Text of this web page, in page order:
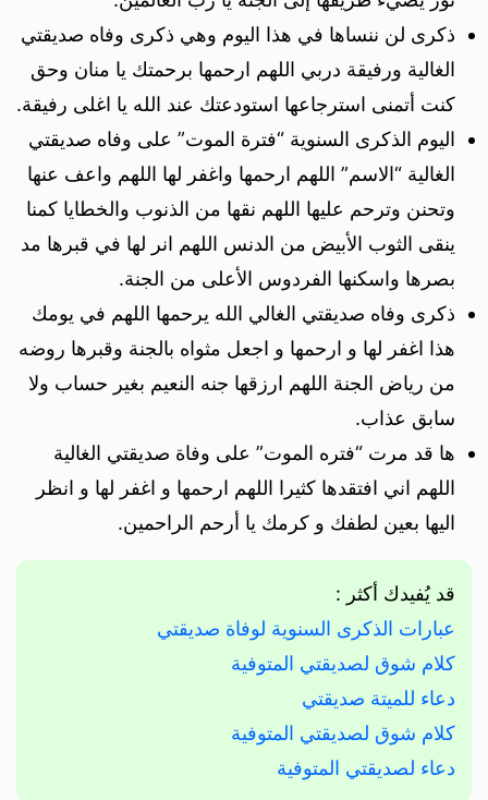
ذكرى لن ننساها في هذا اليوم وهي ذكرى وفاه صديقتي
الغالية ورفيقة دربي اللهم ارحمها برحمتك يا منان وحق
كنت أتمنى استرجاعها استودعتك عند الله يا اغلى رفيقة.
اليوم الذكرى السنوية “فترة الموت” على وفاه صديقتي
الغالية “الاسم” اللهم ارحمها واغفر لها اللهم واعف عنها
وتحنن وترحم عليها اللهم نقها من الذنوب والخطايا كمنا
ينقى الثوب الأبيض من الدنس اللهم انر لها في قبرها مد
بصرها واسكنها الفردوس الأعلى من الجنة.
ذكرى وفاه صديقتي الغالي الله يرحمها اللهم في يومك
هذا اغفر لها و ارحمها و اجعل مثواه بالجنة وقبرها روضه
من رياض الجنة اللهم ارزقها جنه النعيم بغير حساب ولا
سابق عذاب.
ها قد مرت “فتره الموت” على وفاة صديقتي الغالية
اللهم اني افتقدها كثيرا اللهم ارحمها و اغفر لها و انظر
اليها بعين لطفك و كرمك يا أرحم الراحمين.
قد يُفيدك أكثر :
عبارات الذكرى السنوية لوفاة صديقتي
كلام شوق لصديقتي المتوفية
دعاء للميتة صديقتي
كلام شوق لصديقتي المتوفية
دعاء لصديقتي المتوفية